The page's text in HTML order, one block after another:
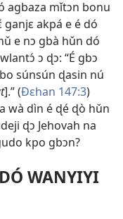
agbaza mǐtɔn bonu
akpá e é dó
e nɔ gbà hǔn dó
ɔ ɖɔ: “É gbɔ
súnsún ɖasin nú
].” (Ðɛhan 147:3)
wà dìn é ɖé ɖò hǔn
ɖɔ Jehovah na
kpo gbɔn?
WANYIYI